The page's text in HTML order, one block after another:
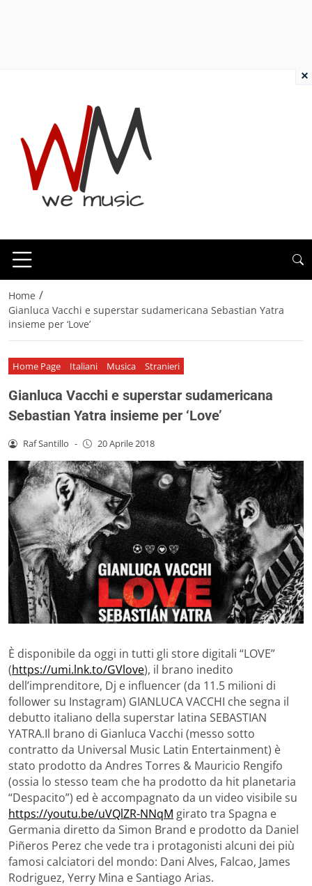
Home /
Gianluca Vacchi e superstar sudamericana Sebastian Yatra
insieme per ‘Love’
Home Page Italiani Musica Stranieri
Gianluca Vacchi e superstar sudamericana
Sebastian Yatra insieme per ‘Love’
Raf Santillo - 20 Aprile 2018
È disponibile da oggi in tutti gli store digitali “LOVE”
(https://umi.lnk.to/GVlove), il brano inedito
dell’imprenditore, Dj e influencer (da 11.5 milioni di
follower su Instagram) GIANLUCA VACCHI che segna il
debutto italiano della superstar latina SEBASTIAN
YATRA.Il brano di Gianluca Vacchi (messo sotto
contratto da Universal Music Latin Entertainment) è
stato prodotto da Andres Torres & Mauricio Rengifo
(ossia lo stesso team che ha prodotto da hit planetaria
“Despacito”) ed è accompagnato da un video visibile su
https://youtu.be/uVQlZR-NNqM girato tra Spagna e
Germania diretto da Simon Brand e prodotto da Daniel
Piñeros Perez che vede tra i protagonisti alcuni dei più
famosi calciatori del mondo: Dani Alves, Falcao, James
Rodriguez, Yerry Mina e Santiago Arias.
×